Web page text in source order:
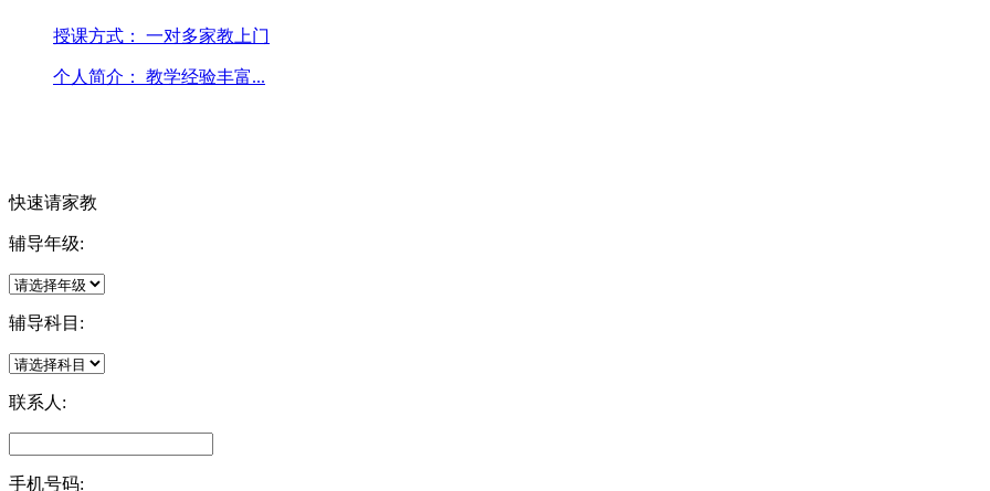
授课方式： 一对多家教上门
个人简介： 教学经验丰富...
快速请家教
辅导年级:
辅导科目:
联系人:
手机号码: